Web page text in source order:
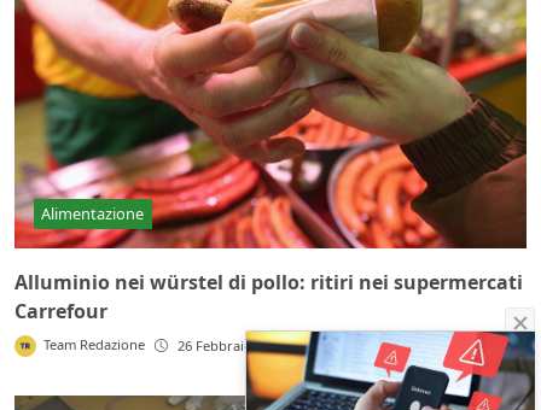
Alimentazione
Alluminio nei würstel di pollo: ritiri nei supermercati
Carrefour
Team Redazione 26 Febbraio 2016